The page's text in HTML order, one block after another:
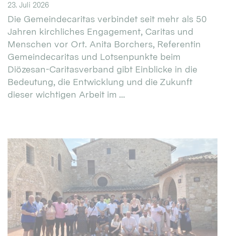
23. Juli 2026
Die Gemeindecaritas verbindet seit mehr als 50
Jahren kirchliches Engagement, Caritas und
Menschen vor Ort. Anita Borchers, Referentin
Gemeindecaritas und Lotsenpunkte beim
Diözesan-Caritasverband gibt Einblicke in die
Bedeutung, die Entwicklung und die Zukunft
dieser wichtigen Arbeit im ...